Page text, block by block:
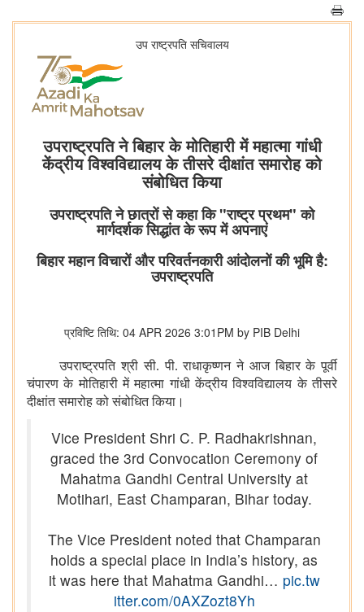
उप राष्ट्रपति सचिवालय
उपराष्ट्रपति ने बिहार के मोतिहारी में महात्मा गांधी
केंद्रीय विश्वविद्यालय के तीसरे दीक्षांत समारोह को
संबोधित किया
उपराष्ट्रपति ने छात्रों से कहा कि "राष्ट्र प्रथम" को
मार्गदर्शक सिद्धांत के रूप में अपनाएं
बिहार महान विचारों और परिवर्तनकारी आंदोलनों की भूमि है:
उपराष्ट्रपति
प्रविष्टि तिथि: 04 APR 2026 3:01PM by PIB Delhi
उपराष्ट्रपति श्री सी. पी. राधाकृष्णन ने आज बिहार के पूर्वी
चंपारण के मोतिहारी में महात्मा गांधी केंद्रीय विश्वविद्यालय के तीसरे
दीक्षांत समारोह को संबोधित किया।
Vice President Shri C. P. Radhakrishnan,
graced the 3rd Convocation Ceremony of
Mahatma Gandhi Central University at
Motihari, East Champaran, Bihar today.
The Vice President noted that Champaran
holds a special place in India’s history, as
it was here that Mahatma Gandhi… pic.tw
itter.com/0AXZozt8Yh